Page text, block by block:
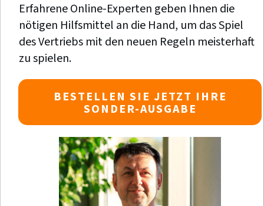
Erfahrene Online-Experten geben Ihnen die
nötigen Hilfsmittel an die Hand, um das Spiel
des Vertriebs mit den neuen Regeln meisterhaft
zu spielen.
BESTELLEN SIE JETZT IHRE
SONDER-AUSGABE